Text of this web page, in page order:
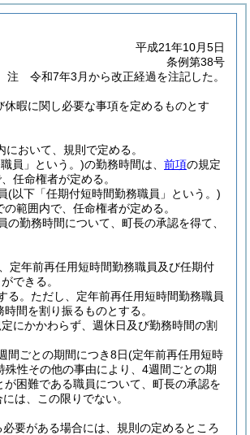
平成21年10月5日
条例第38号
注 令和7年3月から改正経過を注記した。
暇に関し必要な事項を定めるものとす
おいて、規則で定める。
員」という。)の勤務時間は、 前項の規定
任命権者が定める。
(以下「任期付短時間勤務職員」という。)
範囲内で、任命権者が定める。
勤務時間について、町長の承認を得て、
定年前再任用短時間勤務職員及び任期付
できる。
。 ただし、定年前再任用短時間勤務職員
間を割り振るものとする。
にかかわらず、週休日及び勤務時間の割
間ごとの期間につき8日(定年前再任用短時
殊性その他の事由により、4週間ごとの期
困難である職員について、町長の承認を
は、この限りでない。
要がある場合には、規則の定めるところ